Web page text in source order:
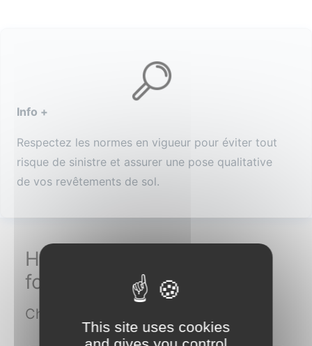
Info +
Respectez les normes en vigueur pour éviter tout
risque de sinistre et assurer une pose qualitative
de vos revêtements de sol.
Humidité résiduelle en
fonction du type de chape
Chapes fluides à base de ciment
This site uses cookies